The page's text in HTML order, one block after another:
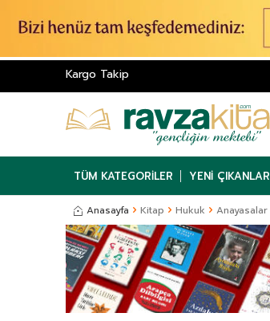
Kargo Takip
TÜM KATEGORILER YENI ÇIKANLAR
Anasayfa Kitap Hukuk Anayasalar